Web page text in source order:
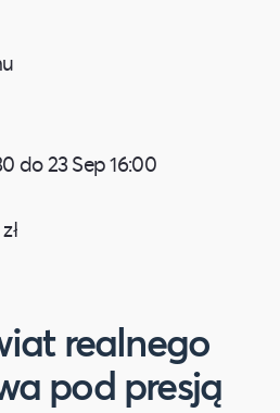
do 23 Sep 16:00
realnego
pod presją